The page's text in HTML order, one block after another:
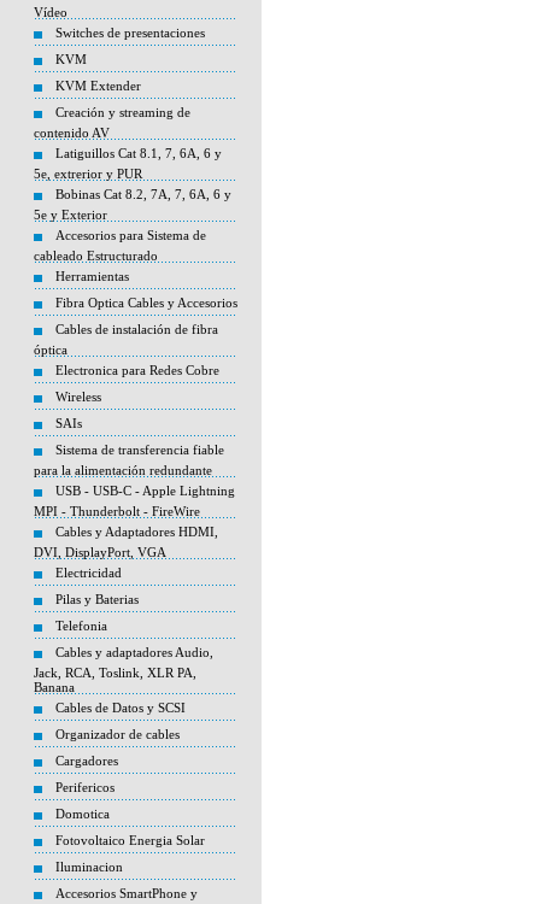
Vídeo
Switches de presentaciones
KVM
KVM Extender
Creación y streaming de
contenido AV
Latiguillos Cat 8.1, 7, 6A, 6 y
5e, extrerior y PUR
Bobinas Cat 8.2, 7A, 7, 6A, 6 y
5e y Exterior
Accesorios para Sistema de
cableado Estructurado
Herramientas
Fibra Optica Cables y Accesorios
Cables de instalación de fibra
óptica
Electronica para Redes Cobre
Wireless
SAIs
Sistema de transferencia fiable
para la alimentación redundante
USB - USB-C - Apple Lightning
MPI - Thunderbolt - FireWire
Cables y Adaptadores HDMI,
DVI, DisplayPort, VGA
Electricidad
Pilas y Baterias
Telefonia
Cables y adaptadores Audio,
Jack, RCA, Toslink, XLR PA,
Banana
Cables de Datos y SCSI
Organizador de cables
Cargadores
Perifericos
Domotica
Fotovoltaico Energia Solar
Iluminacion
Accesorios SmartPhone y